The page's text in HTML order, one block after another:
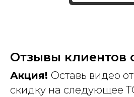
Отзывы клиентов
Акция! Оставь видео
скидку на следующее